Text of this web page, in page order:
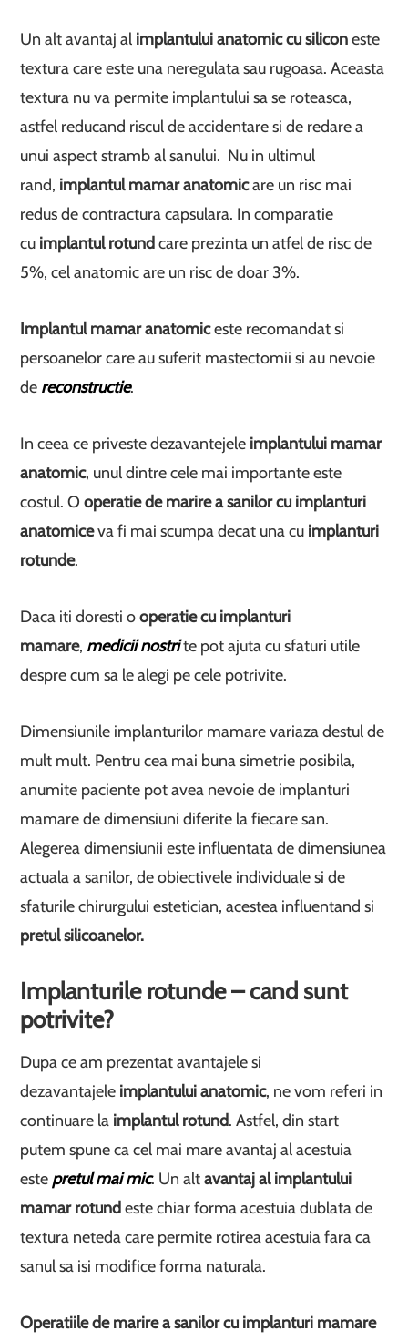
Un alt avantaj al implantului anatomic cu siliconeste
textura care este una neregulata sau rugoasa. Aceasta
textura nu va permite implantului sa se roteasca,
astfel reducand riscul de accidentare si de redare a
unui aspect stramb al sanului. Nu in ultimul
rand, implantul mamar anatomicare un risc mai
redus de contractura capsulara. In comparatie
cu implantul rotund care prezinta un atfel de risc de
5%, cel anatomic are un risc de doar 3%.
Implantul mamar anatomiceste recomandat si
persoanelor care au suferit mastectomii si au nevoie
de reconstructie.
In ceea ce priveste dezavantejele implantului mamar
anatomic, unul dintre cele mai importante este
costul. Ooperatie de marire a sanilor cu implanturi
anatomiceva fi mai scumpa decat una cu implanturi
rotunde.
Daca iti doresti ooperatie cu implanturi
mamare, medicii nostrite pot ajuta cu sfaturi utile
despre cum sa le alegi pe cele potrivite.
Dimensiunile implanturilor mamare variaza destul de
mult mult. Pentru cea mai buna simetrie posibila,
anumite paciente pot avea nevoie de implanturi
mamare de dimensiuni diferite la fiecare san.
Alegerea dimensiunii este influentata de dimensiunea
actuala a sanilor, de obiectivele individuale si de
sfaturile chirurgului estetician, acestea influentand si
pretul silicoanelor.
Implanturile rotunde – cand sunt
potrivite?
Dupa ce am prezentat avantajele si
dezavantajele implantului anatomic, ne vom referi in
continuare la implantul rotund. Astfel, din start
putem spune ca cel mai mare avantaj al acestuia
este pretul mai mic. Un altavantaj al implantului
mamar rotund este chiar forma acestuia dublata de
textura neteda care permite rotirea acestuia fara ca
sanul sa isi modifice forma naturala.
Operatiile de marire a sanilor cu implanturi mamare